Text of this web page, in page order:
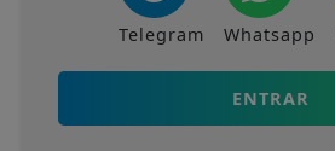
Telegram Whatsapp
ENTRAR